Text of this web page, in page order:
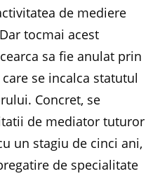
de mediere
tocmai acest
sa fie anulat prin
se incalca statutul
Concret, se
de mediator tuturor
un stagiu de cinci ani,
de specialitate